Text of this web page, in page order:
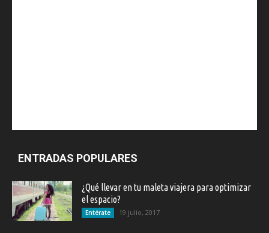
ENTRADAS POPULARES
¿Qué llevar en tu maleta viajera para optimizar
el espacio?
Entérate 19 julio, 2017